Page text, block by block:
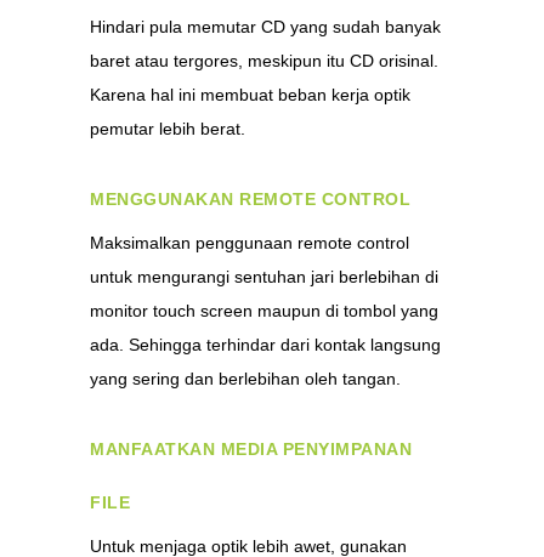
Hindari pula memutar CD yang sudah banyak
baret atau tergores, meskipun itu CD orisinal.
Karena hal ini membuat beban kerja optik
pemutar lebih berat.
MENGGUNAKAN REMOTE CONTROL
Maksimalkan penggunaan remote control
untuk mengurangi sentuhan jari berlebihan di
monitor touch screen maupun di tombol yang
ada. Sehingga terhindar dari kontak langsung
yang sering dan berlebihan oleh tangan.
MANFAATKAN MEDIA PENYIMPANAN
FILE
Untuk menjaga optik lebih awet, gunakan